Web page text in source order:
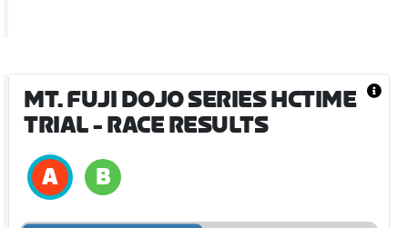
MT. FUJI DOJO SERIES HCTIME
TRIAL- RACE RESULTS